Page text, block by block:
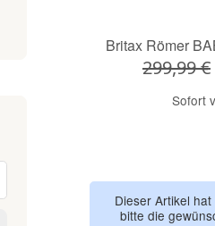
Britax Römer
299,99 €
Sofort
Dieser Artikel
bitte die